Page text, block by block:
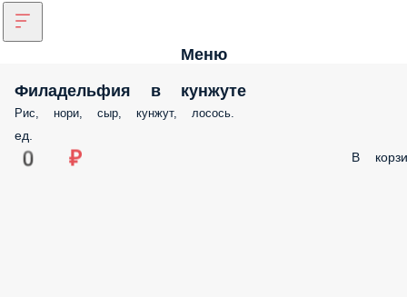
Меню
Филадельфия в кунжуте
Рис, нори, сыр, кунжут, лосось.
ед.
0 ₽ В